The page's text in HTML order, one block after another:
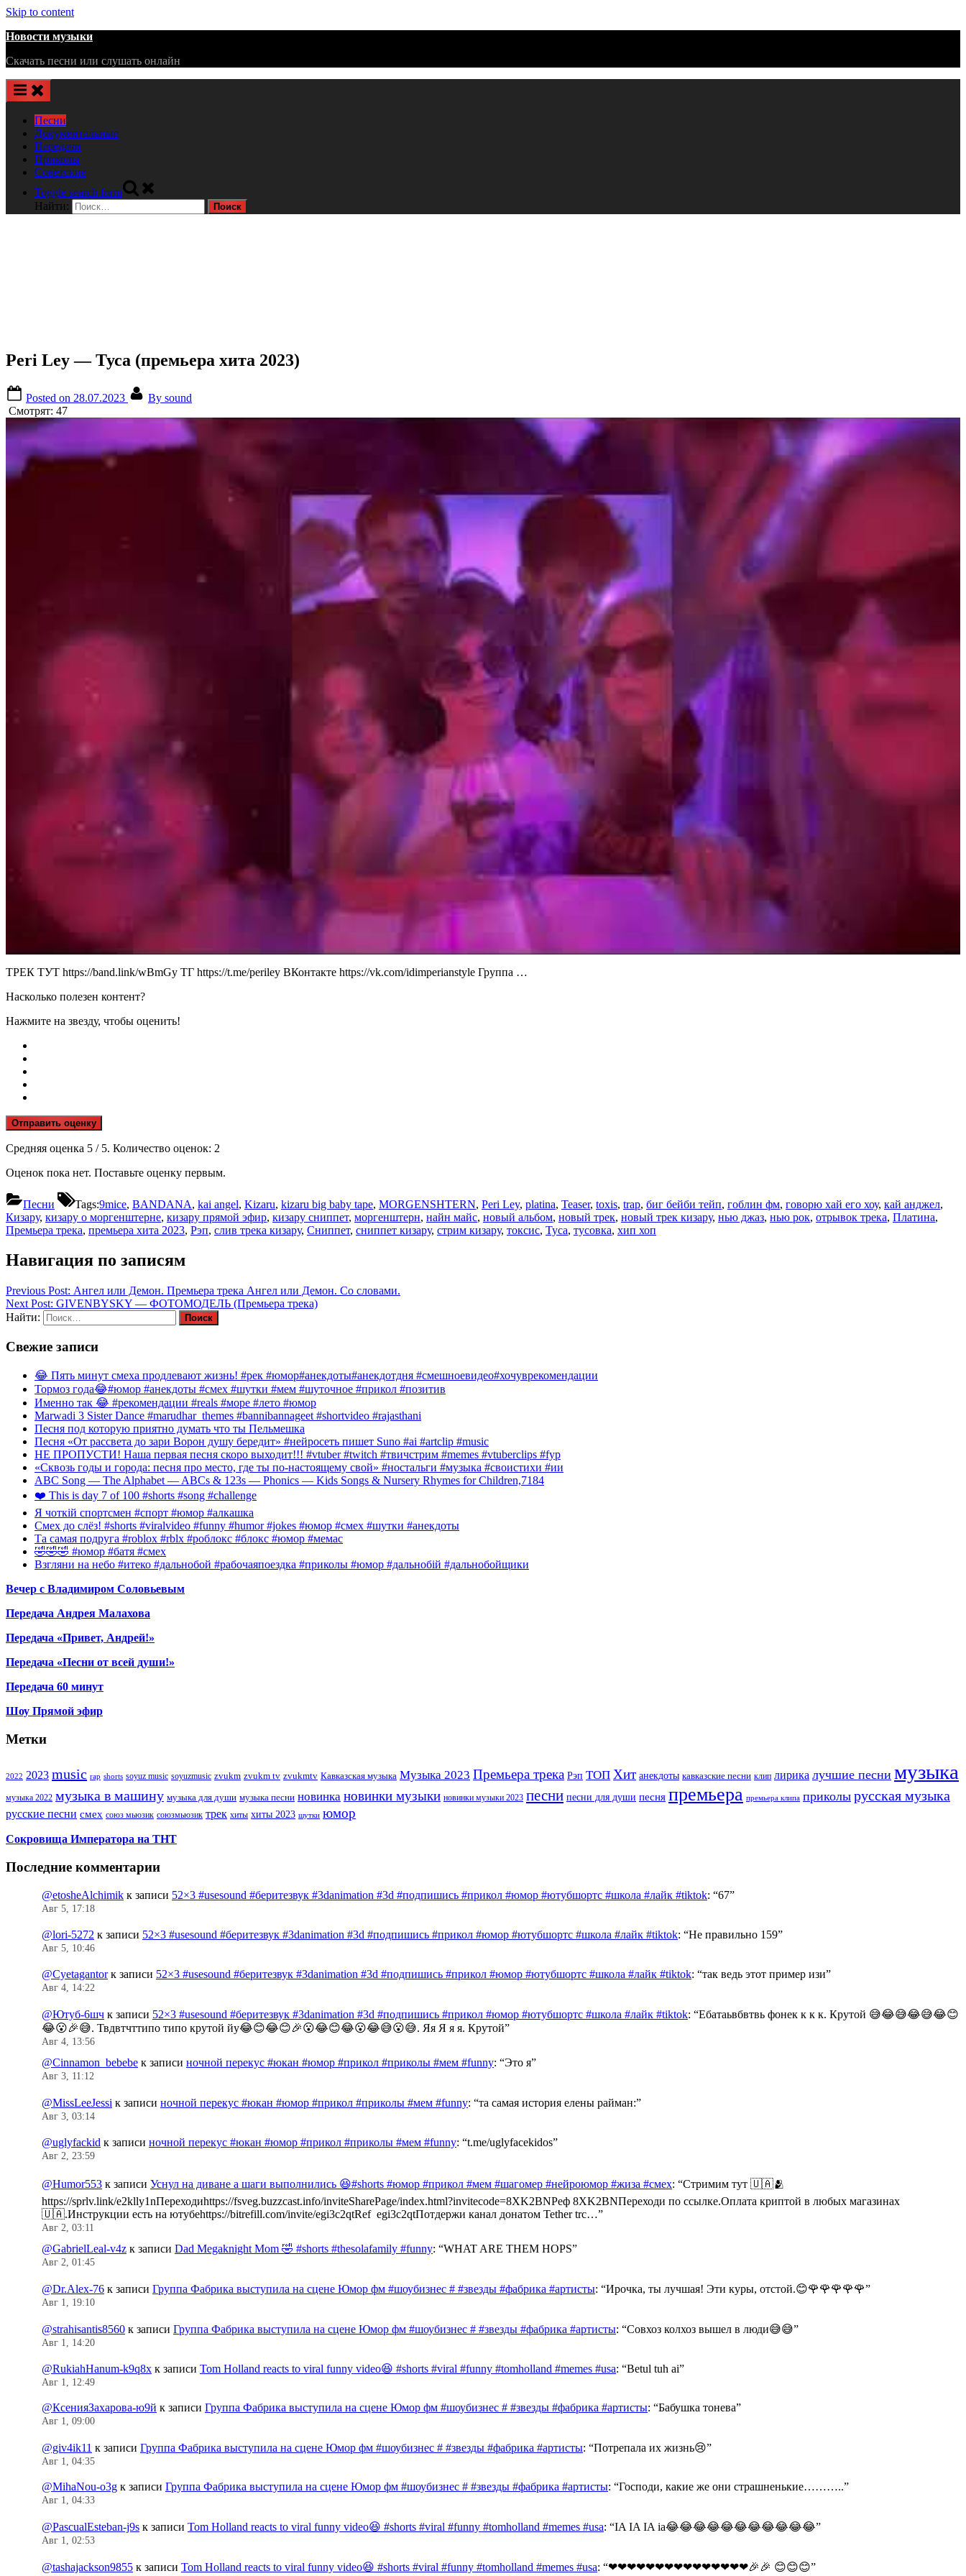
Skip to content
Новости музыки
Скачать песни или слушать онлайн
Песни
Документальные
Передачи
Приколы
Советские
Toggle search form
Найти:
Peri Ley — Туса (премьера хита 2023)
Posted on 28.07.2023 By sound
Смотрят: 47
ТРЕК ТУТ https://band.link/wBmGy ТГ https://t.me/periley ВКонтакте https://vk.com/idimperianstyle​​ Группа …
Насколько полезен контент?
Нажмите на звезду, чтобы оценить!
Отправить оценку
Средняя оценка 5 / 5. Количество оценок: 2
Оценок пока нет. Поставьте оценку первым.
Песни Tags:9mice, BANDANA, kai angel, Kizaru, kizaru big baby tape, MORGENSHTERN, Peri Ley, platina, Teaser, toxis, trap, биг бейби тейп, гоблин фм, говорю хай его хоу, кай анджел,
Кизару, кизару о моргенштерне, кизару прямой эфир, кизару сниппет, моргенштерн, найн майс, новый альбом, новый трек, новый трек кизару, нью джаз, нью рок, отрывок трека, Платина,
Премьера трека, премьера хита 2023, Рэп, слив трека кизару, Сниппет, сниппет кизару, стрим кизару, токсис, Туса, тусовка, хип хоп
Навигация по записям
Previous Post: Ангел или Демон. Премьера трека Ангел или Демон. Со словами.
Next Post: GIVENBYSKY — ФОТОМОДЕЛЬ (Премьера трека)
Найти:
Свежие записи
😂 Пять минут смеха продлевают жизнь! #рек #юмор#анекдоты#анекдотдня #смешноевидео#хочуврекомендации
Тормоз года😂#юмор #анекдоты #смех #шутки #мем #шуточное #прикол #позитив
Именно так 😂 #рекомендации #reals #море #лето #юмор
Marwadi 3 Sister Dance #marudhar_themes #bannibannageet #shortvideo #rajasthani
Песня под которую приятно думать что ты Пельмешка
Песня «От рассвета до зари Ворон душу бередит» #нейросеть пишет Suno #ai #artclip #music
НЕ ПРОПУСТИ! Наша первая песня скоро выходит!!! #vtuber #twitch #твичстрим #memes #vtuberclips #fyp
«Сквозь годы и города: песня про место, где ты по-настоящему свой» #ностальги #музыка #своистихи #ии
ABC Song — The Alphabet — ABCs & 123s — Phonics — Kids Songs & Nursery Rhymes for Children,7184
❤️ This is day 7 of 100 #shorts #song #challenge
Я чоткій спортсмен #спорт #юмор #алкашка
Смех до слёз! #shorts #viralvideo #funny #humor #jokes #юмор #смех #шутки #анекдоты
Та самая подруга #roblox #rblx #роблокс #блокс #юмор #мемас
🤣🤣🤣 #юмор #батя #смех
Взгляни на небо #итеко #дальнобой #рабочаяпоездка #приколы #юмор #дальнобій #дальнобойщики
Вечер с Владимиром Соловьевым
Передача Андрея Малахова
Передача «Привет, Андрей!»
Передача «Песни от всей души!»
Передача 60 минут
Шоу Прямой эфир
Метки
2022 2023 music rap shorts soyuz music soyuzmusic zvukm zvukm tv zvukmtv Кавказская музыка Музыка 2023 Премьера трека Рэп ТОП Хит анекдоты кавказские песни клип лирика лучшие песни музыка
музыка 2022 музыка в машину музыка для души музыка песни новинка новинки музыки новинки музыки 2023 песни песни для души песня премьера премьера клипа приколы русская музыка
русские песни смех союз мьюзик союзмьюзик трек хиты хиты 2023 шутки юмор
Сокровища Императора на ТНТ
Последние комментарии
@etosheAlchimik к записи 52×3 #usesound #беритезвук #3danimation #3d #подпишись #прикол #юмор #ютубшортс #школа #лайк #tiktok: “67”
Авг 5, 17:18
@lori-5272 к записи 52×3 #usesound #беритезвук #3danimation #3d #подпишись #прикол #юмор #ютубшортс #школа #лайк #tiktok: “Не правильно 159”
Авг 5, 10:46
@Cyetagantorк записи 52×3 #usesound #беритезвук #3danimation #3d #подпишись #прикол #юмор #ютубшортс #школа #лайк #tiktok: “так ведь этот пример изи”
Авг 4, 14:22
@Ютуб-6шч к записи 52×3 #usesound #беритезвук #3danimation #3d #подпишись #прикол #юмор #ютубшортс #школа #лайк #tiktok: “Ебатаьвбвтвь фонек к к к. Крутой 😅😂😅😂😅😂😊
😂😮🎉😅. Твдвтчттипо типо крутой йу😂😊😂😊🎉😮😂😊😂😮😂😅😮😅. Яя Я я я. Крутой”
Авг 4, 13:56
@Cinnamon_bebebe к записи ночной перекус #юкан #юмор #прикол #приколы #мем #funny: “Это я”
Авг 3, 11:12
@MissLeeJessi к записи ночной перекус #юкан #юмор #прикол #приколы #мем #funny: “та самая история елены райман:”
Авг 3, 03:14
@uglyfackid к записи ночной перекус #юкан #юмор #прикол #приколы #мем #funny: “t.me/uglyfacekidos”
Авг 2, 23:59
@Humor553 к записи Уснул на диване а шаги выполнились 😆#shorts #юмор #прикол #мем #шагомер #нейроюмор #жиза #смех: “Стримим тут 🇺🇦🫂
https://sprlv.link/e2klly1nПереходиhttps://fsveg.buzzcast.info/inviteSharePage/index.html?invitecode=8XK2BNРеф 8XK2BNПереходи по ссылке.Оплата криптой в любых магазинах
🇺🇦.Инструкции есть на ютубеhttps://bitrefill.com/invite/egi3c2qtRef egi3c2qtПотдержи канал донатом Tether trc…”
Авг 2, 03:11
@GabrielLeal-v4z к записи Dad Megaknight Mom 🤣 #shorts #thesolafamily #funny: “WHAT ARE THEM HOPS”
Авг 2, 01:45
@Dr.Alex-76 к записи Группа Фабрика выступила на сцене Юмор фм #шоубизнес # #звезды #фабрика #артисты: “Ирочка, ты лучшая! Эти куры, отстой.😊🌹🌹🌹🌹🌹”
Авг 1, 19:10
@strahisantis8560 к записи Группа Фабрика выступила на сцене Юмор фм #шоубизнес # #звезды #фабрика #артисты: “Совхоз колхоз вышел в люди😅😅”
Авг 1, 14:20
@RukiahHanum-k9q8x к записи Tom Holland reacts to viral funny video😆 #shorts #viral #funny #tomholland #memes #usa: “Betul tuh ai”
Авг 1, 12:49
@КсенияЗахарова-ю9й к записи Группа Фабрика выступила на сцене Юмор фм #шоубизнес # #звезды #фабрика #артисты: “Бабушка тонева”
Авг 1, 09:00
@giv4ik11 к записи Группа Фабрика выступила на сцене Юмор фм #шоубизнес # #звезды #фабрика #артисты: “Потрепала их жизнь😢”
Авг 1, 04:35
@MihaNou-o3g к записи Группа Фабрика выступила на сцене Юмор фм #шоубизнес # #звезды #фабрика #артисты: “Господи, какие же они страшненькие………..”
Авг 1, 04:33
@PascualEsteban-j9s к записи Tom Holland reacts to viral funny video😆 #shorts #viral #funny #tomholland #memes #usa: “IA IA IA ia😂😂😂😂😂😂😂😂😂😂😂”
Авг 1, 02:53
@tashajackson9855 к записи Tom Holland reacts to viral funny video😆 #shorts #viral #funny #tomholland #memes #usa: “❤❤❤❤❤❤❤❤❤❤❤❤❤❤❤🎉🎉 😊😊😊”